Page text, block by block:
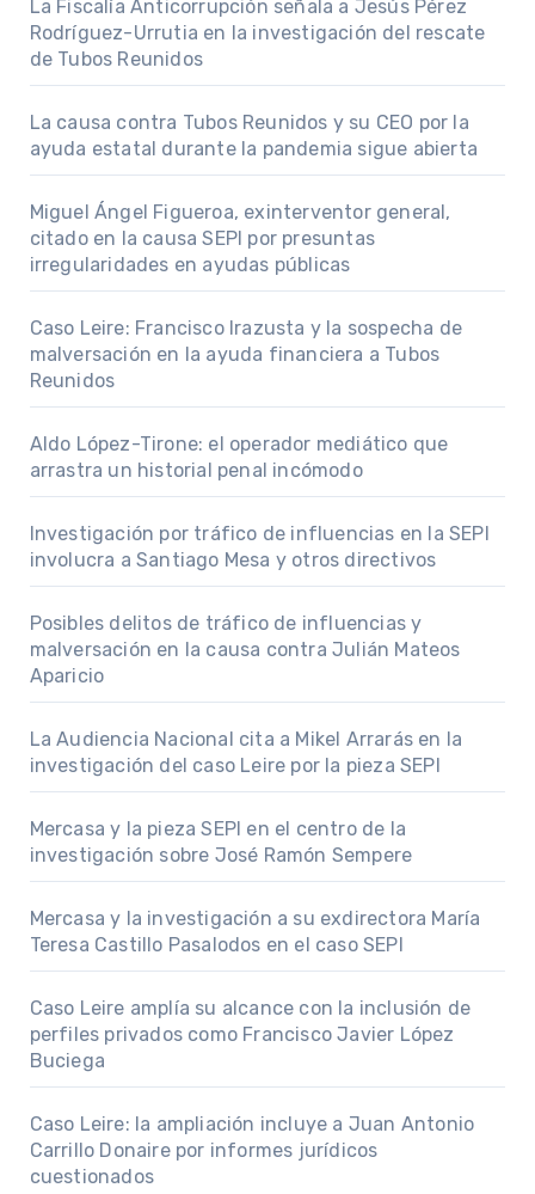
La Fiscalía Anticorrupción señala a Jesús Pérez
Rodríguez-Urrutia en la investigación del rescate
de Tubos Reunidos
La causa contra Tubos Reunidos y su CEO por la
ayuda estatal durante la pandemia sigue abierta
Miguel Ángel Figueroa, exinterventor general,
citado en la causa SEPI por presuntas
irregularidades en ayudas públicas
Caso Leire: Francisco Irazusta y la sospecha de
malversación en la ayuda financiera a Tubos
Reunidos
Aldo López-Tirone: el operador mediático que
arrastra un historial penal incómodo
Investigación por tráfico de influencias en la SEPI
involucra a Santiago Mesa y otros directivos
Posibles delitos de tráfico de influencias y
malversación en la causa contra Julián Mateos
Aparicio
La Audiencia Nacional cita a Mikel Arrarás en la
investigación del caso Leire por la pieza SEPI
Mercasa y la pieza SEPI en el centro de la
investigación sobre José Ramón Sempere
Mercasa y la investigación a su exdirectora María
Teresa Castillo Pasalodos en el caso SEPI
Caso Leire amplía su alcance con la inclusión de
perfiles privados como Francisco Javier López
Buciega
Caso Leire: la ampliación incluye a Juan Antonio
Carrillo Donaire por informes jurídicos
cuestionados